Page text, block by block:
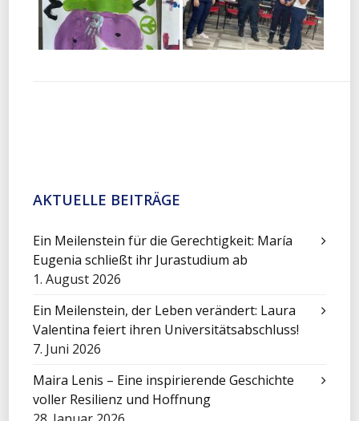
AKTUELLE BEITRÄGE
Ein Meilenstein für die Gerechtigkeit: María
Eugenia schließt ihr Jurastudium ab
1. August 2026
Ein Meilenstein, der Leben verändert: Laura
Valentina feiert ihren Universitätsabschluss!
7. Juni 2026
Maira Lenis – Eine inspirierende Geschichte
voller Resilienz und Hoffnung